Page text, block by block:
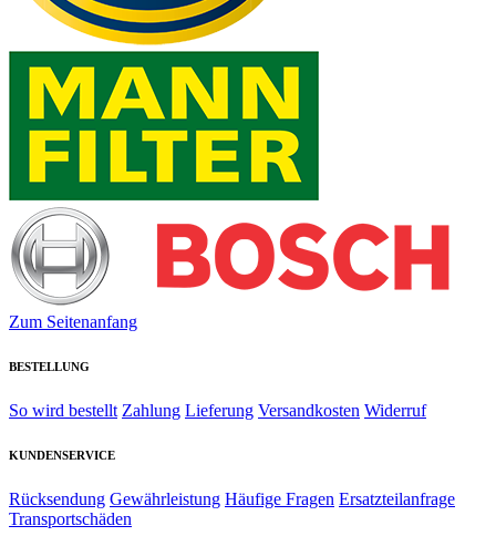
Zum Seitenanfang
BESTELLUNG
So wird bestellt Zahlung Lieferung Versandkosten Widerruf
KUNDENSERVICE
Rücksendung Gewährleistung Häufige Fragen Ersatzteilanfrage
Transportschäden